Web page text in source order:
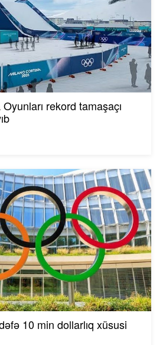
rekord tamaşaçı
10 min dollarlıq xüsusi